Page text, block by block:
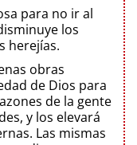
para no ir al
los
herejías.
obras
de Dios para
de la gente
y los elevará
Las mismas